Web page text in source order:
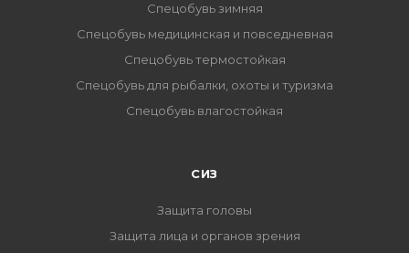
Спецобувь зимняя
Спецобувь медицинская и повседневная
Спецобувь термостойкая
Спецобувь для рыбалки, охоты и туризма
Спецобувь влагостойкая
СИЗ
Защита головы
Защита лица и органов зрения